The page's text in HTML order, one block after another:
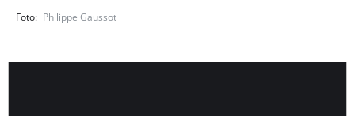
Philippe Gaussot